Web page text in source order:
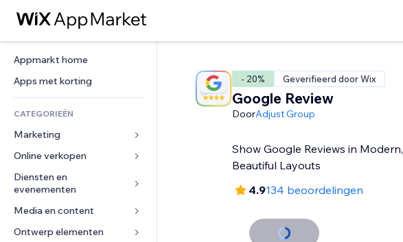
Appmarkt home
Apps met korting
CATEGORIEËN
Marketing
Advertenties
Mobiel
Analytics
Social media
SEO
Online verkopen
Apps voor webshops
Verzending en levering
Verkoopknoppen
Online cursussen
Diensten en
evenementen
Hotels
Evenementen
Media en content
Galerij
Ontwerp elementen
- 20% Geverifieerd door Wix
Google Review
DoorAdjust Group
Show Google Reviews in Modern,
Beautiful Layouts
4.9134 beoordelingen